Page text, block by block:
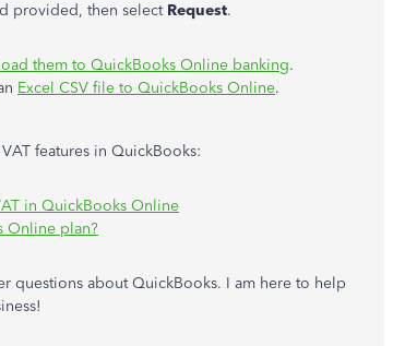
provided, then select Request.
them to QuickBooks Online banking.
Excel CSV file to QuickBooks Online.
features in QuickBooks:
in QuickBooks Online
Online plan?
questions about QuickBooks. I am here to help